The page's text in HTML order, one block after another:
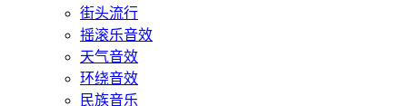
街头流行
摇滚乐音效
天气音效
环绕音效
民族音乐